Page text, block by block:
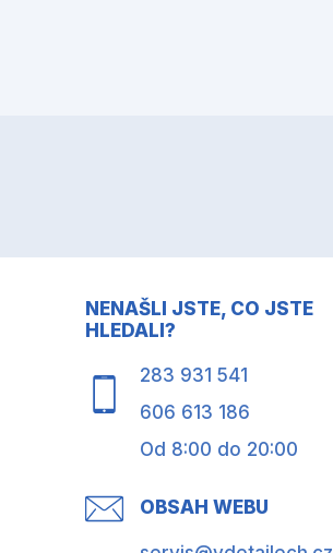
NENAŠLI JSTE, CO JSTE
HLEDALI?
283 931 541
606 613 186
Od 8:00 do 20:00
OBSAH WEBU